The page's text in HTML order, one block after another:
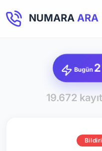
NUMARA ARA
Bugün2
19.672